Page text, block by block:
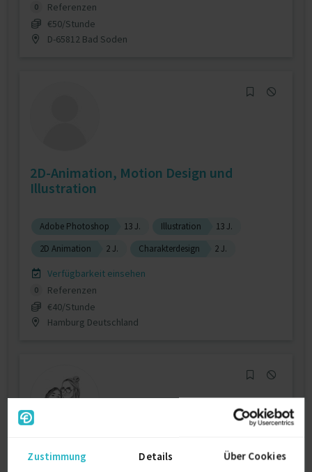
Zustimmung Details Über Cookies
0
Referenzen
€50/Stunde
D-65812 Bad Soden
2D-Animation, Motion Design und
Illustration
Adobe Photoshop 13 J. Illustration
13 J.
2D Animation
2 J. Charakterdesign 2 J.
Verfügbarkeit einsehen
0
Referenzen
€40/Stunde
Hamburg Deutschland
Liz und Lisa